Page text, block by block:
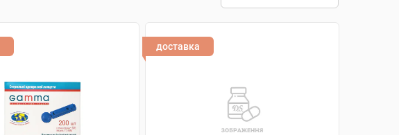
доставка